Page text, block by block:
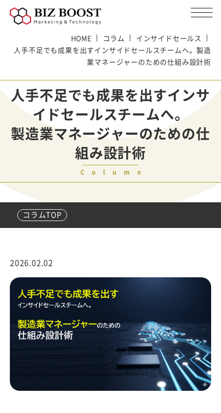
HOME コラム
インサイドセールス
人手不足でも成果を出すインサイドセールスチームへ。製造
業マネージャーのための仕組み設計術
人手不足でも成果を出すインサ
イドセールスチームへ。
製造業マネージャーのための仕
組み設計術
Column
コラムTOP
2026.02.02